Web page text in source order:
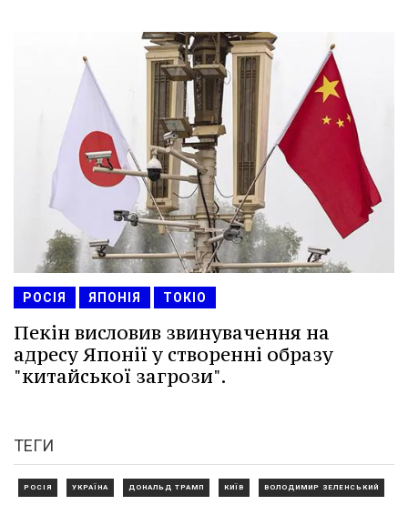
РОСІЯ ЯПОНІЯ ТОКІО
Пекін висловив звинувачення на
адресу Японії у створенні образу
"китайської загрози".
ТЕГИ
РОСІЯ УКРАЇНА ДОНАЛЬД ТРАМП КИЇВ ВОЛОДИМИР ЗЕЛЕНСЬКИЙ